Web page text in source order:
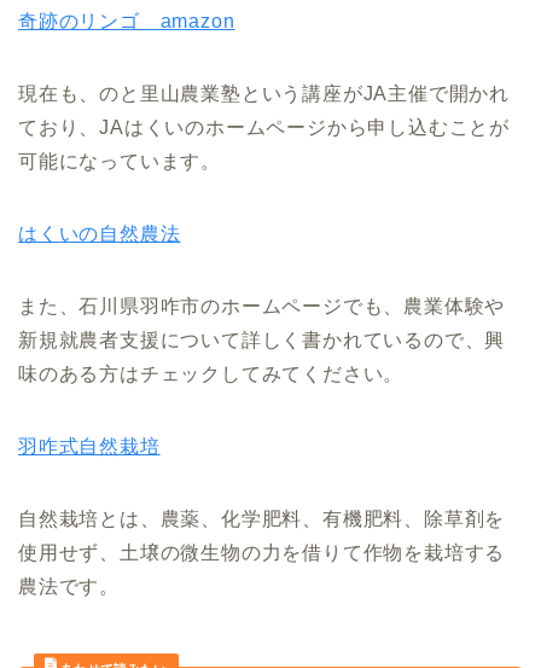
奇跡のリンゴ amazon
現在も、のと里山農業塾という講座がJA主催で開かれ
ており、JAはくいのホームページから申し込むことが
可能になっています。
はくいの自然農法
また、石川県羽咋市のホームページでも、農業体験や
新規就農者支援について詳しく書かれているので、興
味のある方はチェックしてみてください。
羽咋式自然栽培
自然栽培とは、農薬、化学肥料、有機肥料、除草剤を
使用せず、土壌の微生物の力を借りて作物を栽培する
農法です。